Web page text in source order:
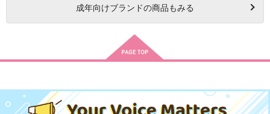
成年向けブランドの商品もみる